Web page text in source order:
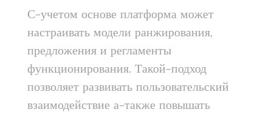
С-учетом основе платформа может
настраивать модели ранжирования,
предложения и регламенты
функционирования. Такой-подход
позволяет развивать пользовательский
взаимодействие а-также повышать